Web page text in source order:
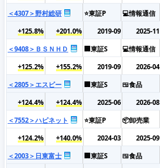
＜4307＞野村総研
⭐東証P 💻情報通信
+125.8%
+201.0% 2019-09 2025-11
＜9408＞ＢＳＮＨＤ
🏢東証S 💻情報通信
+125.2%
+155.2% 2019-09 2026-04
＜2805＞エスビー
🏢東証S 🍱食品
+124.4%
+124.4% 2025-06 2026-08
＜7552＞ハピネット
⭐東証P 📦卸売業
+124.2%
+140.0% 2024-03 2025-09
＜2003＞日東富士
🏢東証S 🍱食品